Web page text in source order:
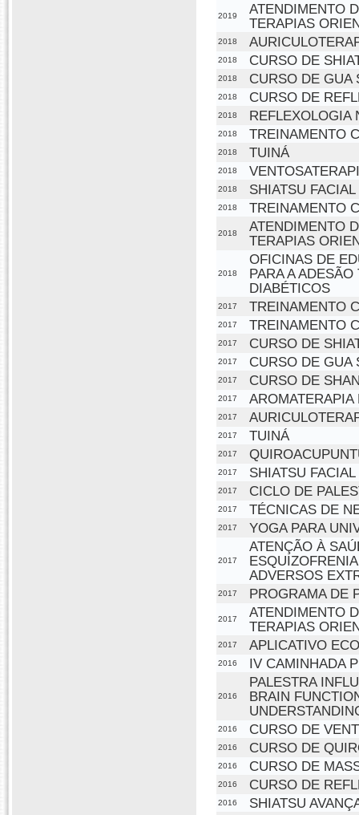
2019
ATENDIMENTO
TERAPIAS
2018
2018 CURSO DE
2018 CURSO DE GUA
2018 CURSO DE
2018 REFLEXOLOGIA
2018 TREINAMENTO
2018 TUINÁ
2018
2018 SHIATSU FACIAL
2018 TREINAMENTO
2018
ATENDIMENTO
TERAPIAS
2018
OFICINAS DE
PARA A
DIABÉTICOS
2017 TREINAMENTO
2017 TREINAMENTO
2017 CURSO DE
2017 CURSO DE GUA
2017 CURSO DE
2017
2017
2017 TUINÁ
2017
2017 SHIATSU FACIAL
2017 CICLO DE
2017 TÉCNICAS DE
2017 YOGA PARA
2017
ATENÇÃO À
ADVERSOS
2017 PROGRAMA DE
2017
ATENDIMENTO
TERAPIAS
2017 APLICATIVO
2016 IV CAMINHADA
2016
PALESTRA
BRAIN
2016 CURSO DE
2016 CURSO DE
2016 CURSO DE
2016 CURSO DE
2016 SHIATSU